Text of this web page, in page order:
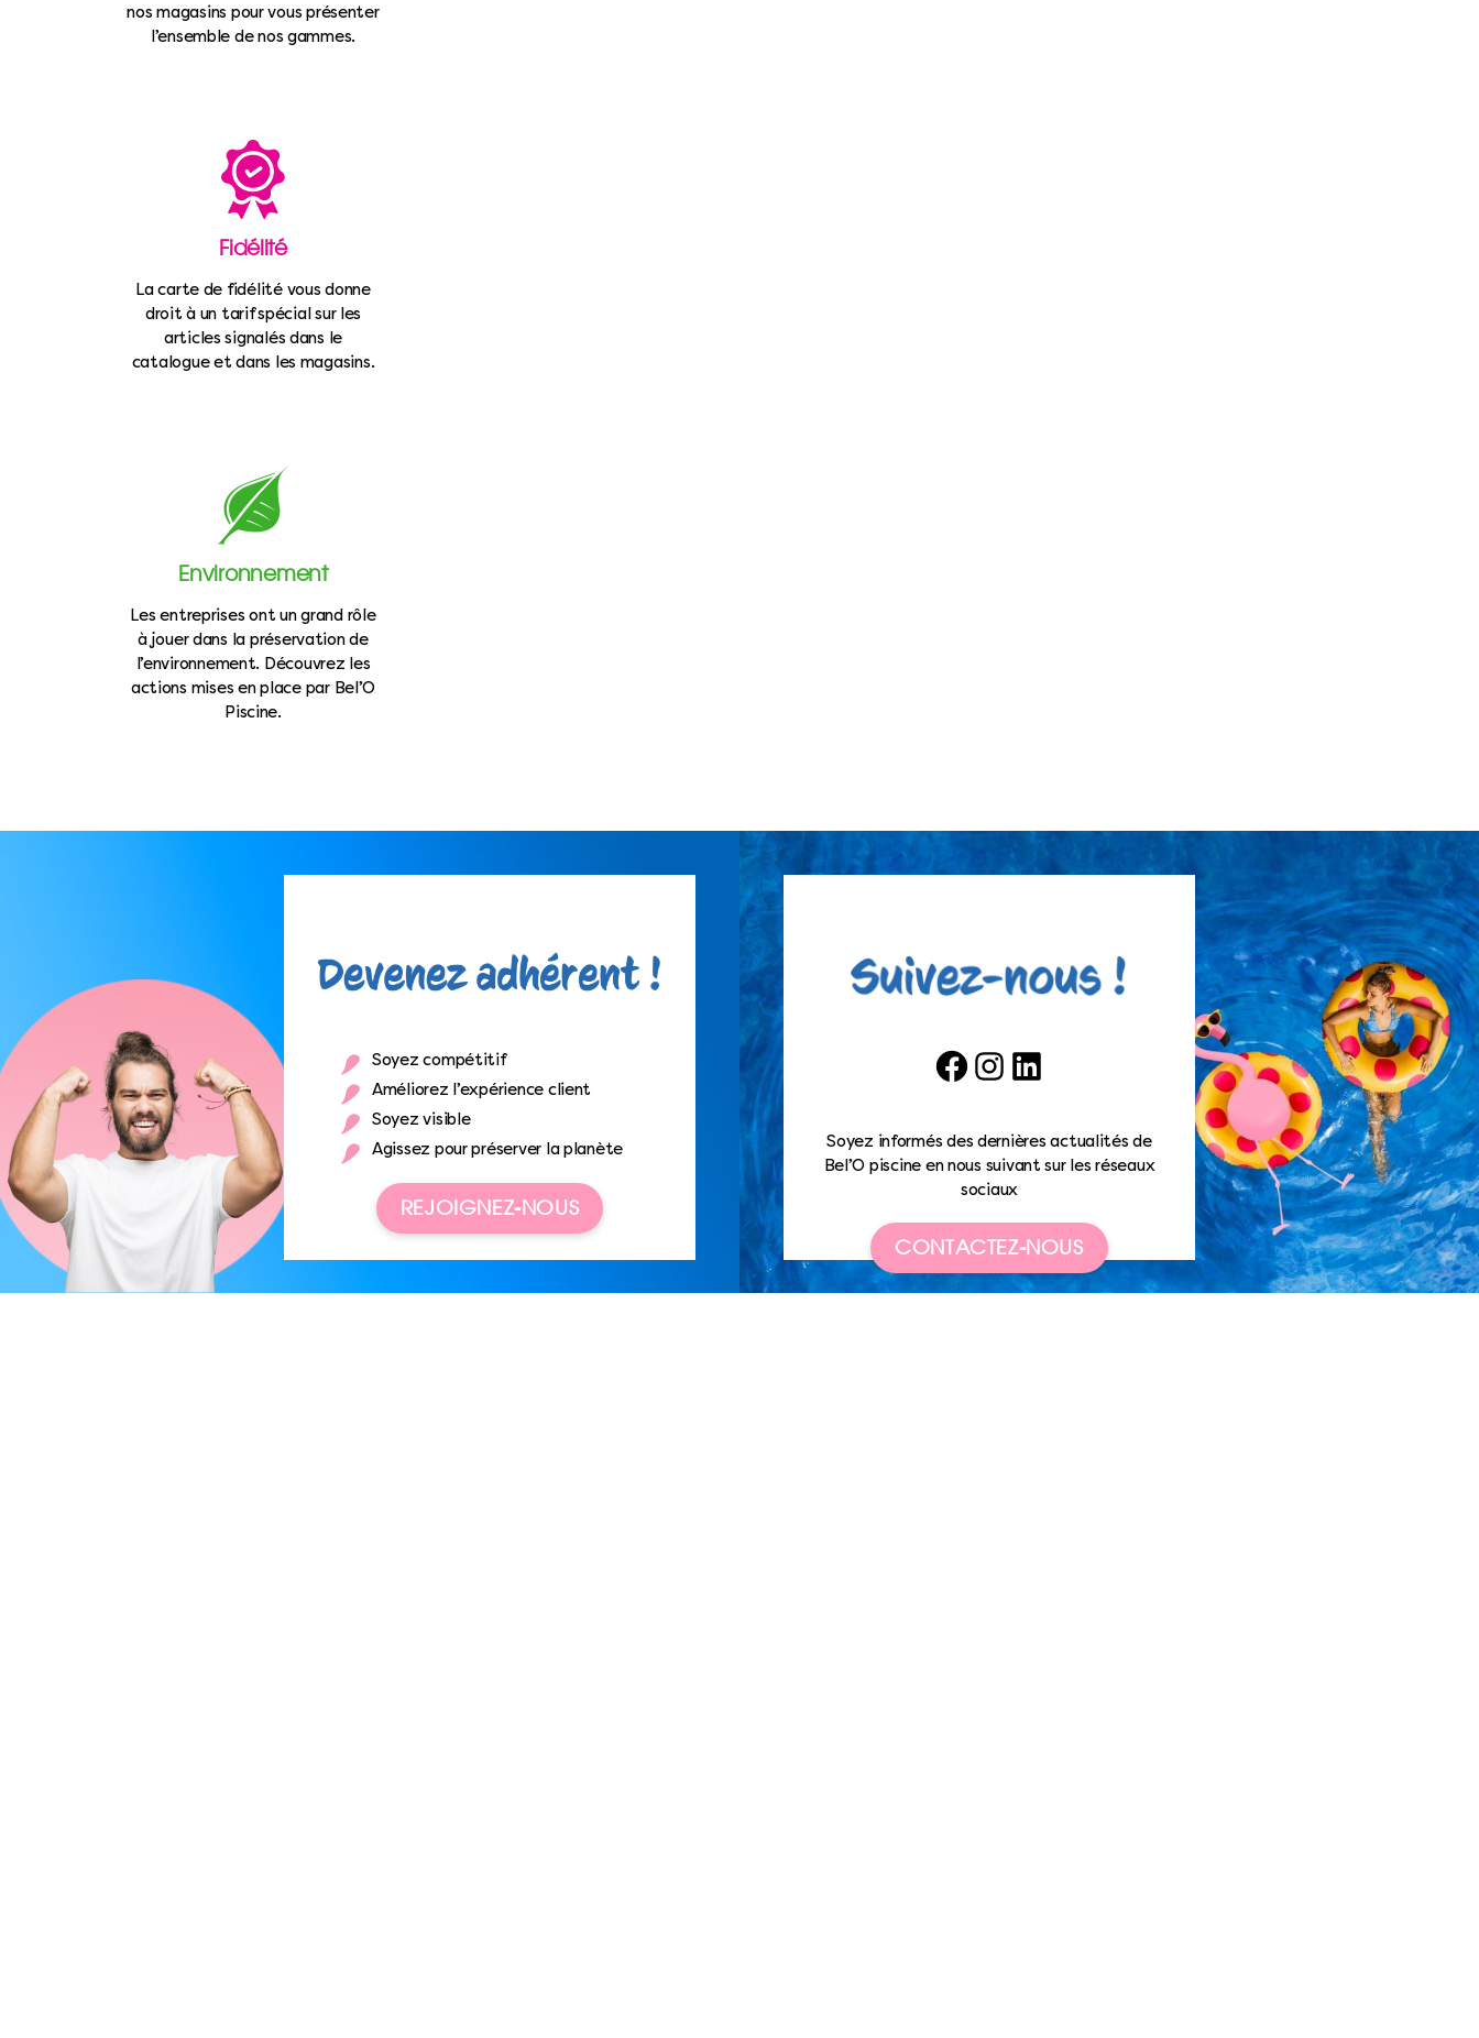
nos magasins pour vous présenter
l’ensemble de nos gammes.
Fidélité
La carte de fidélité vous donne
droit à un tarif spécial sur les
articles signalés dans le
catalogue et dans les magasins.
Environnement
Les entreprises ont un grand rôle
à jouer dans la préservation de
l’environnement. Découvrez les
actions mises en place par Bel’O
Piscine.
Soyez compétitif
Améliorez l’expérience client
Soyez visible
Agissez pour préserver la planète
REJOIGNEZ-NOUS
FacebookInstagramLinkedIn
Soyez informés des dernières actualités de
Bel’O piscine en nous suivant sur les réseaux
sociaux
CONTACTEZ-NOUS